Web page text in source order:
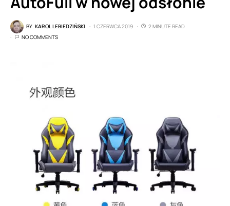
BY KAROL LEBIEDZIŃSKI 1 CZERWCA 2019
2 MINUTE READ
NO COMMENTS